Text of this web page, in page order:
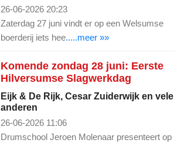
26-06-2026 20:23
Zaterdag 27 juni vindt er op een Welsumse
boerderij iets hee.....meer »»
Komende zondag 28 juni: Eerste
Hilversumse Slagwerkdag
Eijk & De Rijk, Cesar Zuiderwijk en vele
anderen
26-06-2026 11:06
Drumschool Jeroen Molenaar presenteert op